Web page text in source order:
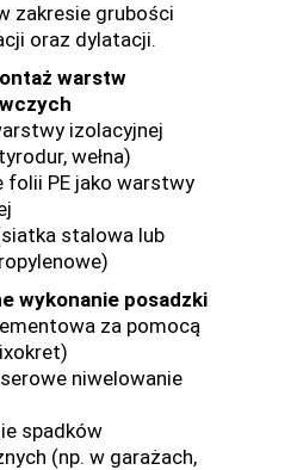
zakresie grubości
oraz dylatacji.
warstw
izolacyjnej
wełna)
folii PE jako warstwy
stalowa lub
wykonanie posadzki
za pomocą
niwelowanie
spadków
(np. w garażach,